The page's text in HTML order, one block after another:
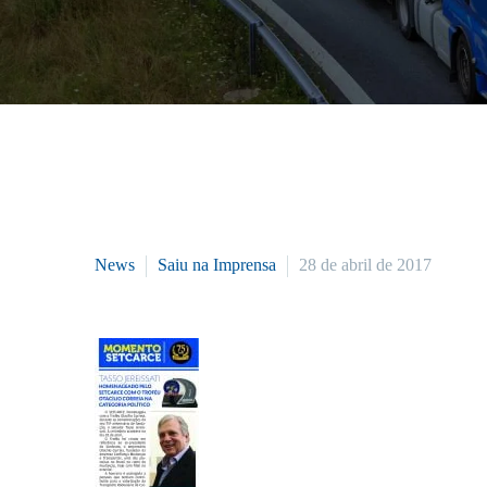
News Saiu na Imprensa 28 de abril de 2017